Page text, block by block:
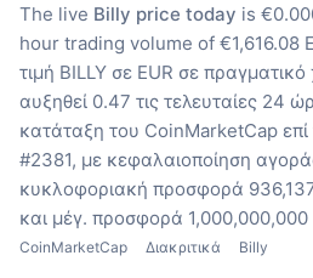
The live Billy price today is
hour trading volume of €1,616.08
τιμή BILLY σε EUR σε
αυξηθεί 0.47 τις τελευταίες 24
κατάταξη του CoinMarketCap επί
#2381, με κεφαλαιοποίηση
κυκλοφοριακή προσφορά
και μέγ. προσφορά 1,000,000,000
CoinMarketCap Διακριτικά Billy